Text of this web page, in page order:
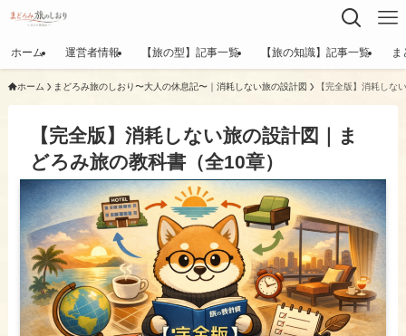
ホーム 運営者情報 【旅の型】記事一覧 【旅の知識】記事一覧 ま
ホーム まどろみ旅のしおり〜大人の休息記〜｜消耗しない旅の設計図 【完全版】消耗しな
【完全版】消耗しない旅の設計図｜ま
どろみ旅の教科書（全10章）